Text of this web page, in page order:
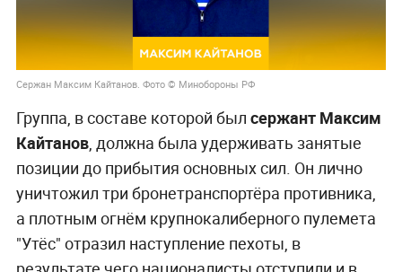
Сержан Максим Кайтанов. Фото © Минобороны РФ
Группа, в составе которой был сержант Максим
Кайтанов, должна была удерживать занятые
позиции до прибытия основных сил. Он лично
уничтожил три бронетранспортёра противника,
а плотным огнём крупнокалиберного пулемета
"Утёс" отразил наступление пехоты, в